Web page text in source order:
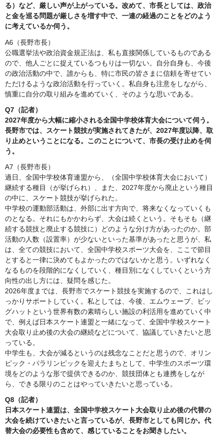
る）など、厳しい声が上がっている。改めて、市長としては、政治
と金を巡る問題が厳しさを増す中で、一連の経過のことをどのよう
に考えているか伺う。
A6（長野市長）
公職選挙法や政治資金規正法は、私も直接関係しているものである
ので、他人ごとに捉えているつもりは一切ない。自分自身も、今後
の政治活動の中で、誰からも、特に市民の皆さまに信頼を寄せてい
ただけるような政治活動を行っていく。私自身も注意をしながら、
慎重に自分の取り組みを進めていく、そのような思いである。
Q7（記者）
2027年度から大幅に縮小される全国中学校体育大会について伺う。
長野市では、スケート競技が実施されてきたが、2027年度以降、取
り止めということになる。このことについて、市長の受け止めを伺
う。
A7（長野市長）
過日、全国中学校体育連盟から、（全国中学校体育大会において）
継続する種目（が挙げられ）、また、2027年度から廃止という種目
の中に、スケート競技が挙げられた。
中学校の運動部活動は、外部に出す方向で、将来なくなっていくも
のとなる。それにもかかわらず、大会は続くという。そもそも（継
続する競技と廃止する競技に）どのような分け方があったのか。部
活動の人数（設置率）が少ないといった基準があったと思うが、私
は、全ての競技において、全国中学校スポーツ大会を、ここで節目
とすると一律に決めてもよかったのではないかと思う。いずれなく
なるものを段階的になくしていく、種目別になくしていくという方
向性の出し方には、疑問を感じた。
2026年度までは、長野市でスケート競技を実施するので、これはし
っかりサポートしていく。私としては、今後、エムウェーブ、ビッ
グハットという世界有数の素晴らしい施設の利活用を進めていく中
で、例えば日本スケート連盟と一緒になって、全国中学校スケート
大会取り止め後の大会の継続などについて、協議していきたいと思
っている。
中学生も、大会が減るというのは残念なことだと思うので、オリン
ピック・パラリンピックを迎えたまちとして、中学生のスポーツ環
境をどのような形で提供できるのか、競技団体とも連携をしなが
ら、できる限りのことはやっていきたいと思っている。
Q8（記者）
日本スケート連盟は、全国中学校スケート大会取り止め後の代替の
大会を続けていきたいと言っているが、長野市としても同じか。代
替大会の必要性も含めて、感じていることをお聞きしたい。